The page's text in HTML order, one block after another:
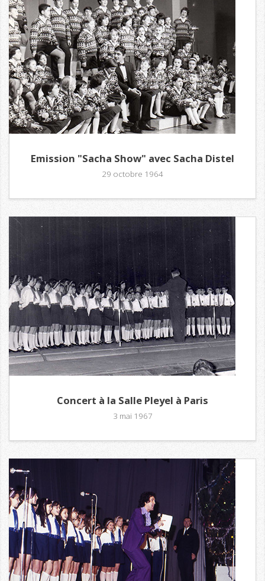
Emission "Sacha Show" avec Sacha Distel
29 octobre 1964
Concert à la Salle Pleyel à Paris
3 mai 1967